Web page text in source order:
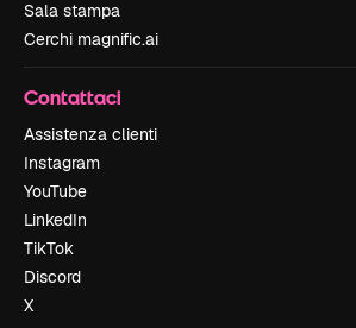
Sala stampa
Cerchi magnific.ai
Contattaci
Assistenza clienti
Instagram
YouTube
LinkedIn
TikTok
Discord
X